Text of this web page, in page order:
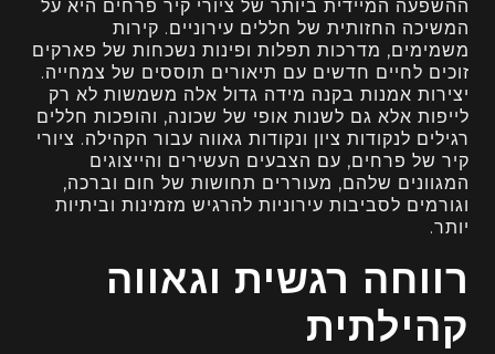
ההשפעה המיידית ביותר של ציורי קיר פרחים היא על
המשיכה החזותית של חללים עירוניים. קירות
משמימים, מדרכות תפלות ופינות נשכחות של פארקים
זוכים לחיים חדשים עם תיאורים תוססים של צמחייה.
יצירות אמנות בקנה מידה גדול אלה משמשות לא רק
לייפות אלא גם לשנות אופי של שכונה, והופכות חללים
רגילים לנקודות ציון ונקודות גאווה עבור הקהילה. ציורי
קיר של פרחים, עם הצבעים העשירים והייצוגים
המגוונים שלהם, מעוררים תחושות של חום וברכה,
וגורמים לסביבות עירוניות להרגיש מזמינות וביתיות
יותר.
רווחה רגשית וגאווה
קהילתית